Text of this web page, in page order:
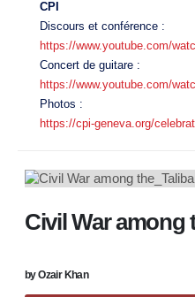
CPI
Discours et conférence :
https://www.youtube.com/
Concert de guitare :
https://www.youtube.com/
Photos :
https://cpi-geneva.org/
Civil War among
byOzair Khan